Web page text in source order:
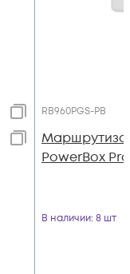
RB960PGS-PB
PowerBox Pro
В наличии: 8 шт